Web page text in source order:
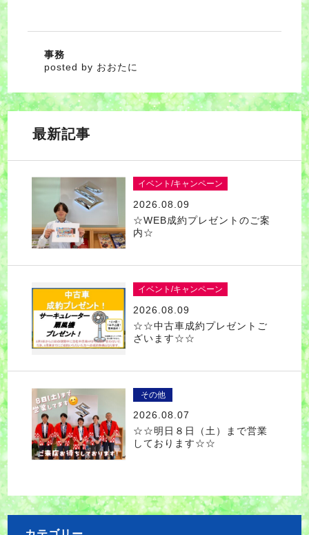
事務
posted by おおたに
最新記事
イベント/キャンペーン
2026.08.09
☆WEB成約プレゼントのご案
内☆
イベント/キャンペーン
2026.08.09
☆☆中古車成約プレゼントご
ざいます☆☆
その他
2026.08.07
☆☆明日８日（土）まで営業
しております☆☆